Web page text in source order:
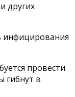
других
инфицирования
провести
гибнут в